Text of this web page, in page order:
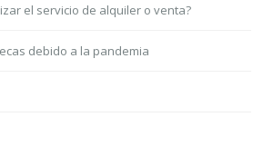
el servicio de alquiler o venta?
debido a la pandemia